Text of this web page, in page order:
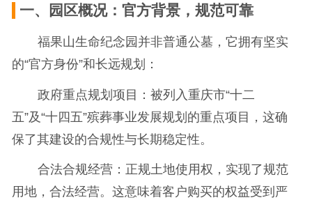
一、园区概况：官方背景，规范可靠
福果山生命纪念园并非普通公墓，它拥有坚实
的“官方身份”和长远规划：
政府重点规划项目：被列入重庆市“十二
五”及“十四五”殡葬事业发展规划的重点项目，这确
保了其建设的合规性与长期稳定性。
合法合规经营：正规土地使用权，实现了规范
用地，合法经营。这意味着客户购买的权益受到严